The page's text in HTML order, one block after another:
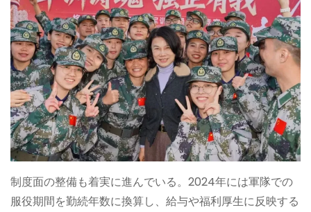
制度面の整備も着実に進んでいる。2024年には軍隊での
服役期間を勤続年数に換算し、給与や福利厚生に反映する